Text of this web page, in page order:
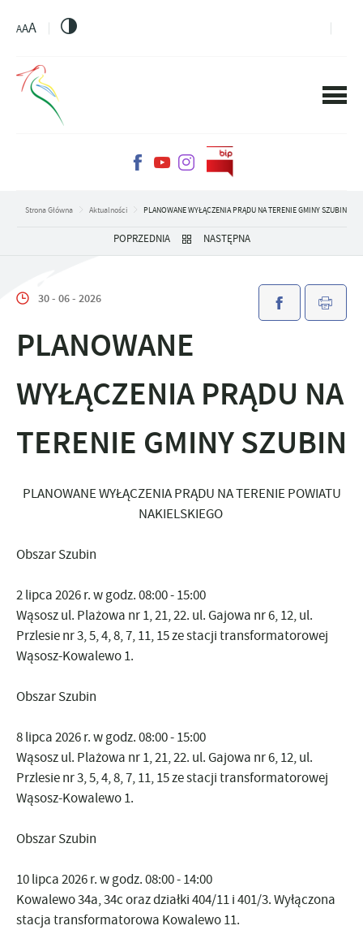
AAA
Strona Główna Aktualności PLANOWANE WYŁĄCZENIA PRĄDU NA TERENIE GMINY SZUBIN
POPRZEDNIA NASTĘPNA
30 - 06 - 2026
PLANOWANE
WYŁĄCZENIA PRĄDU NA
TERENIE GMINY SZUBIN
PLANOWANE WYŁĄCZENIA PRĄDU NA TERENIE POWIATU
NAKIELSKIEGO
Obszar Szubin
2 lipca 2026 r. w godz. 08:00 - 15:00
Wąsosz ul. Plażowa nr 1, 21, 22. ul. Gajowa nr 6, 12, ul.
Przlesie nr 3, 5, 4, 8, 7, 11, 15 ze stacji transformatorowej
Wąsosz-Kowalewo 1.
Obszar Szubin
8 lipca 2026 r. w godz. 08:00 - 15:00
Wąsosz ul. Plażowa nr 1, 21, 22. ul. Gajowa nr 6, 12, ul.
Przlesie nr 3, 5, 4, 8, 7, 11, 15 ze stacji transformatorowej
Wąsosz-Kowalewo 1.
Obszar Szubin
10 lipca 2026 r.w godz. 08:00 - 14:00
Kowalewo 34a, 34c oraz działki 404/11 i 401/3. Wyłączona
stacja transformatorowa Kowalewo 11.